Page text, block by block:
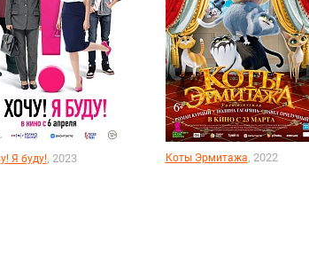
Я буду!, 2023 Коты Эрмитажа, 2022